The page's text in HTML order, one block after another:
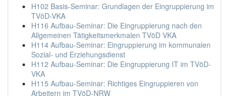
H102 Basis-Seminar: Grundlagen der Eingruppierung im
TVöD-VKA
H116 Aufbau-Seminar: Die Eingruppierung nach den
Allgemeinen Tätigkeitsmerkmalen TVöD VKA
H114 Aufbau-Seminar: Eingruppierung im kommunalen
Sozial- und Erziehungsdienst
H112 Aufbau-Seminar: Die Eingruppierung IT im TVöD-
VKA
H115 Aufbau-Seminar: Richtiges Eingruppieren von
Arbeitern im TVöD-NRW